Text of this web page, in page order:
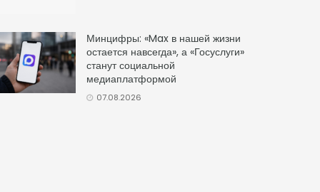
Минцифры: «Max в нашей жизни
остается навсегда», а «Госуслуги»
станут социальной
медиаплатформой
07.08.2026